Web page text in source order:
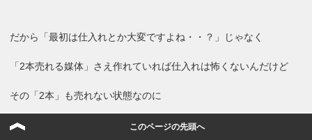
だから「最初は仕入れとか大変ですよね・・？」じゃなく
「2本売れる媒体」さえ作れていれば仕入れは怖くないんだけど
その「2本」も売れない状態なのに
次々仕入れ・・とか思うからおかしくなるんじゃないかなと。
このページの先頭へ